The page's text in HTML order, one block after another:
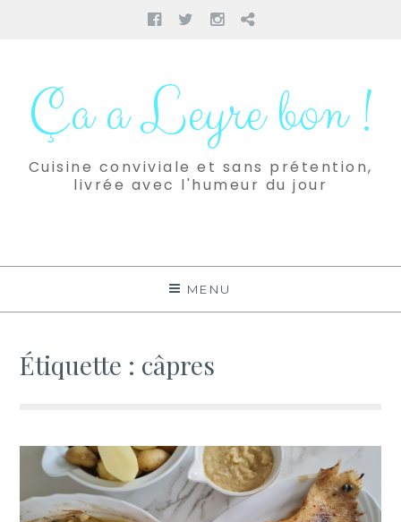
Facebook
TwitterInstagram
Pinterest
contenuÇa a Leyre bon !
Cuisine conviviale et sans prétention,
livrée avec l'humeur du jour
MENU
Étiquette : câpres